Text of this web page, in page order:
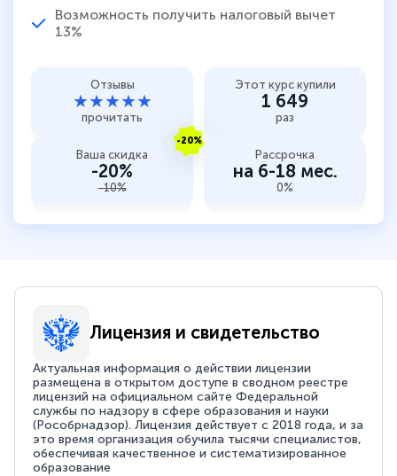
Возможность получить налоговый вычет
13%
Отзывы
★★★★★
прочитать
Этот курс купили
1 649
раз
-20%
Ваша скидка
-20%
-10%
Рассрочка
на 6-18 мес.
0%
Лицензия и свидетельство
Актуальная информация о действии лицензии
размещена в открытом доступе в сводном реестре
лицензий на официальном сайте Федеральной
службы по надзору в сфере образования и науки
(Рособрнадзор). Лицензия действует с 2018 года, и за
это время организация обучила тысячи специалистов,
обеспечивая качественное и систематизированное
образование